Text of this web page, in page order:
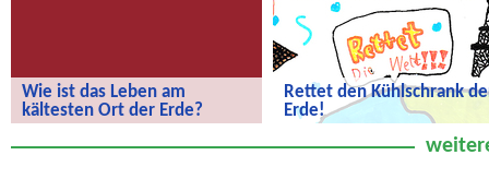
Wie ist das Leben am
kältesten Ort der Erde?
der Erde?
Rettet den Kühlschrank
Erde!